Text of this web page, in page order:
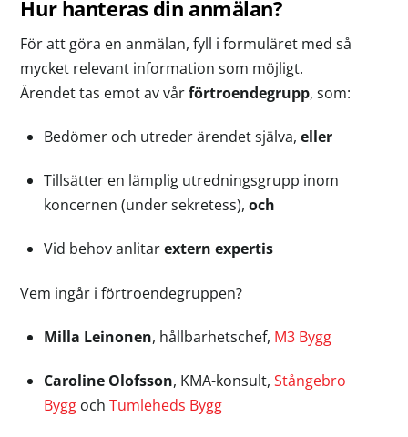
Hur hanteras din anmälan?
För att göra en anmälan, fyll i formuläret med så
mycket relevant information som möjligt.
Ärendet tas emot av vårförtroendegrupp, som:
Bedömer och utreder ärendet själva, eller
Tillsätter en lämplig utredningsgrupp inom
koncernen (under sekretess), och
Vid behov anlitarextern expertis
Vem ingår i förtroendegruppen?
Milla Leinonen, hållbarhetschef, M3 Bygg
Caroline Olofsson, KMA-konsult, Stångebro
Bygg och Tumleheds Bygg